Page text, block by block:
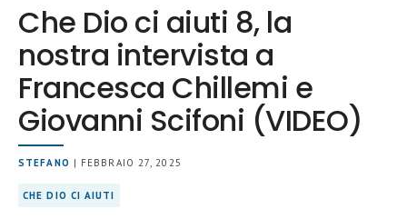
Che Dio ci aiuti 8, la
nostra intervista a
Francesca Chillemi e
Giovanni Scifoni (VIDEO)
STEFANO | FEBBRAIO 27, 2025
CHE DIO CI AIUTI